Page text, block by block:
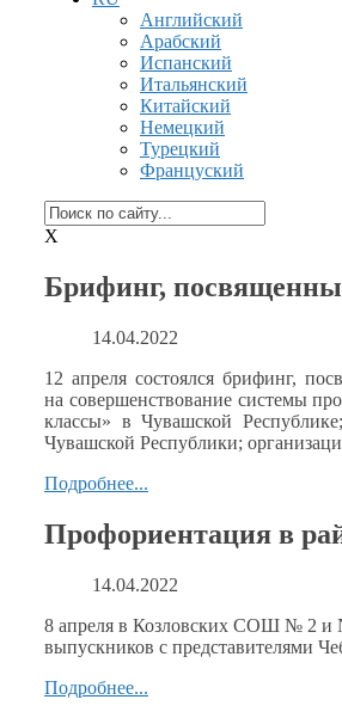
Английский
Арабский
Испанский
Итальянский
Китайский
Немецкий
Турецкий
Француский
X
Брифинг,
14.04.2022
12 апреля состоялся брифинг,
на совершенствованиесистемы
классы» в Чувашской
Чувашской Республики;
Подробнее...
Профориентация в
14.04.2022
8 апреля в Козловских СОШ № 2 и
выпускников с представителями
Подробнее...